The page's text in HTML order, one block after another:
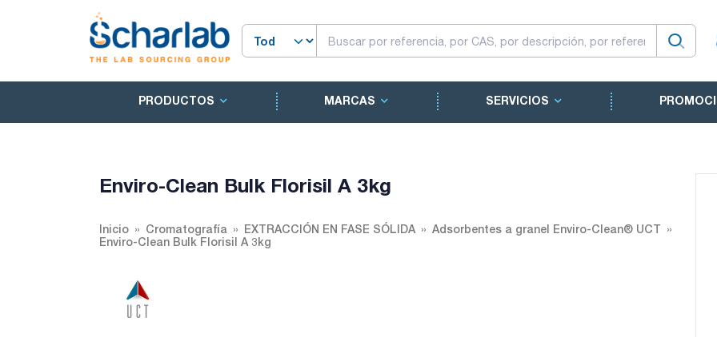
PRODUCTOS MARCAS SERVICIOS
Enviro-Clean Bulk Florisil A 3kg
Inicio Cromatografía EXTRACCIÓN EN FASE SÓLIDA
Adsorbentes a granel Enviro-Clean® UCT
Enviro-Clean Bulk Florisil A 3kg